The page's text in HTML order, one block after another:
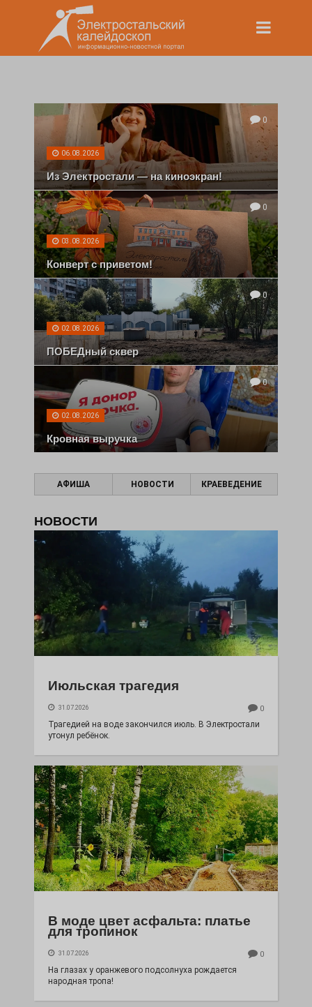
0
06.08.2026
Из Электростали — на киноэкран!
0
03.08.2026
Конверт с приветом!
0
02.08.2026
ПОБЕДный сквер
0
02.08.2026
Кровная выручка
АФИША НОВОСТИ КРАЕВЕДЕНИЕ
НОВОСТИ
Июльская трагедия
31.07.2026 0
Трагедией на воде закончился июль. В Электростали
утонул ребёнок.
В моде цвет асфальта: платье
для тропинок
31.07.2026 0
На глазах у оранжевого подсолнуха рождается
народная тропа!